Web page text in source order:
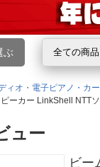
ぶ 全ての商品
こんにちは
ログイン
ィオ・電子ピアノ・カ
ピーカー LinkShell NTT
ュー
ビー